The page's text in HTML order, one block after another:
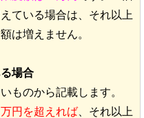
ている場合は、それ以上
は増えません。
場合
ものから記載します。
円を超えれば 、それ以上